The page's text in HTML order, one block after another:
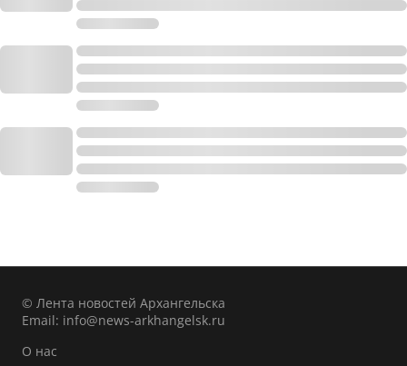
© Лента новостей Архангельска
Email: info@news-arkhangelsk.ru
О нас